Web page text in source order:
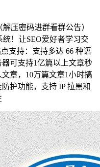
压密码进群看群公告）
！让SEO爱好者学习交
支持：支持多达 66 种语
可支持1亿篇以上文章秒
章，10万篇文章1小时搞
护功能，支持 IP 拉黑和